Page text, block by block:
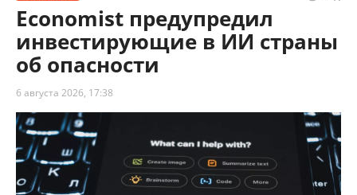
Economist предупредил
инвестирующие в ИИ страны
об опасности
6 августа 2026, 17:38